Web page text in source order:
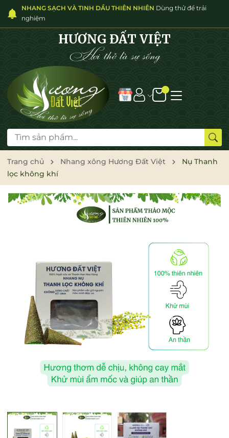
NHANG SẠCH VÀ TINH DẦU THIÊN NHIÊN Dùng thử để trải
nghiệm
HƯƠNG ĐẤT VIỆT
Hơi thở là sự sống
Trang chủ Nhang xông Hương Đất Việt
Nụ Thanh
lọc không khí